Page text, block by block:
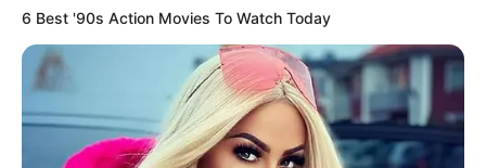
6 Best '90s Action Movies To Watch Today